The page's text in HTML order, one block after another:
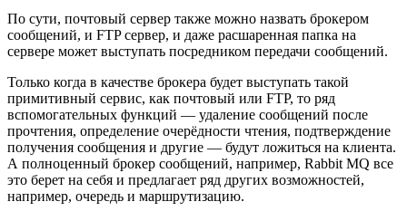
По сути, почтовый сервер также можно назвать брокером
сообщений, и FTP сервер, и даже расшаренная папка на
сервере может выступать посредником передачи сообщений.
Только когда в качестве брокера будет выступать такой
примитивный сервис, как почтовый или FTP, то ряд
вспомогательных функций — удаление сообщений после
прочтения, определение очерёдности чтения, подтверждение
получения сообщения и другие — будут ложиться на клиента.
А полноценный брокер сообщений, например, Rabbit MQ все
это берет на себя и предлагает ряд других возможностей,
например, очередь и маршрутизацию.